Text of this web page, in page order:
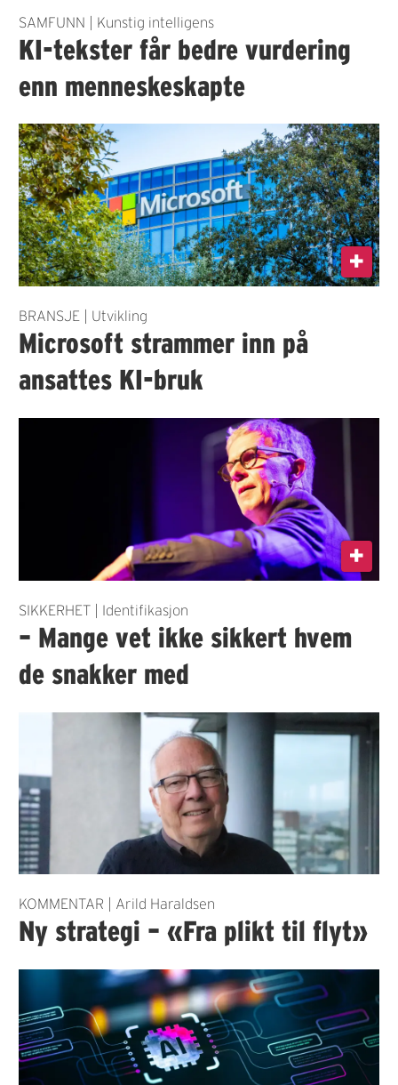
SAMFUNN | Kunstig intelligens
KI-tekster får bedre vurdering
enn menneskeskapte
BRANSJE | Utvikling
Microsoft strammer inn på
ansattes KI-bruk
SIKKERHET | Identifikasjon
– Mange vet ikke sikkert hvem
de snakker med
KOMMENTAR | Arild Haraldsen
Ny strategi – «Fra plikt til flyt»